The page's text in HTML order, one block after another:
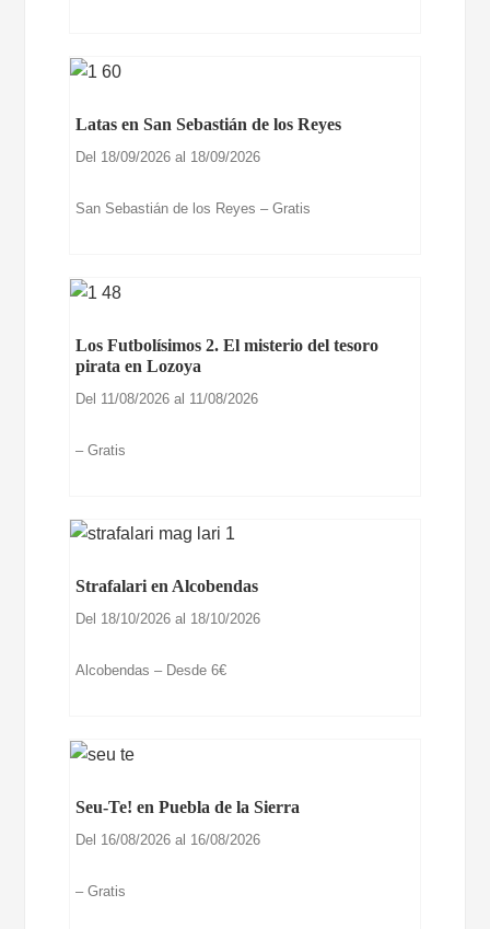
Latas en San Sebastián de los Reyes
Del 18/09/2026 al 18/09/2026
San Sebastián de los Reyes – Gratis
Los Futbolísimos 2. El misterio del tesoro
pirata en Lozoya
Del 11/08/2026 al 11/08/2026
– Gratis
Strafalari en Alcobendas
Del 18/10/2026 al 18/10/2026
Alcobendas – Desde 6€
Seu-Te! en Puebla de la Sierra
Del 16/08/2026 al 16/08/2026
– Gratis